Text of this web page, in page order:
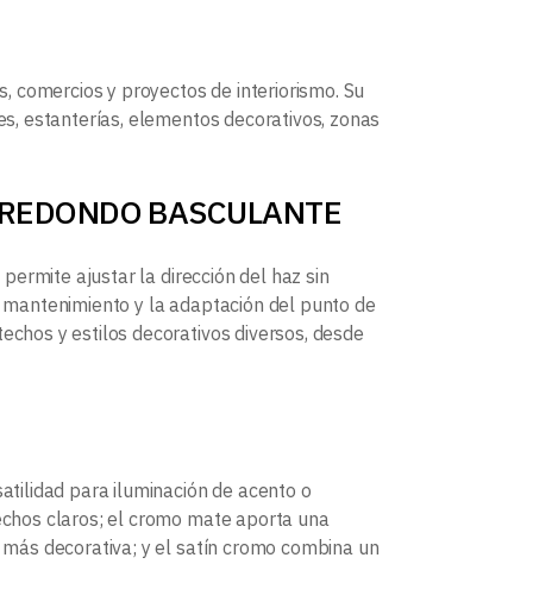
comercios y proyectos de interiorismo. Su
estanterías, elementos decorativos, zonas
BASCULANTE
ajustar la dirección del haz sin
y la adaptación del punto de
y estilos decorativos diversos, desde
para iluminación de acento o
claros; el cromo mate aporta una
decorativa; y el satín cromo combina un